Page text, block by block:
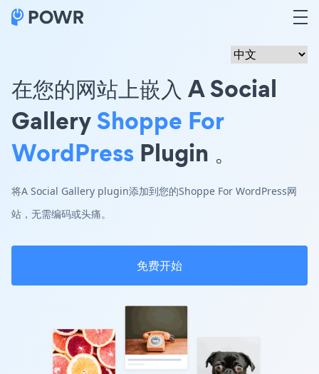
在您的网站上嵌入 A Social
GalleryShoppe For
WordPress Plugin 。
将A Social Gallery plugin添加到您的Shoppe For WordPress网
站，无需编码或头痛。
免费开始